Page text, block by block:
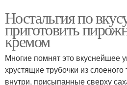
Ностальгия по
приготовить
кремом
Многие помнят это вкуснейшее
хрустящие трубочки из
внутри, присыпанные сверху